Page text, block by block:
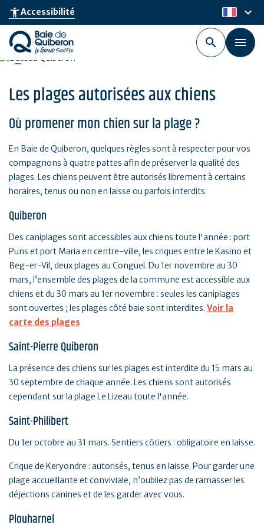
Aller
au
contenu
principal
accessibility_newAccessibilité fr
keyboard_arrow_down
Les plages autorisées aux chiens
Où promener mon chien sur la plage ?
En Baie de Quiberon, quelques règles sont à respecter pour vos
compagnons à quatre pattes afin de préserver la qualité des
plages. Les chiens peuvent être autorisés librement à certains
horaires, tenus ou non en laisse ou parfois interdits.
Quiberon
Des caniplages sont accessibles aux chiens toute l'année : port
Puns et port Maria en centre-ville, les criques entre le Kasino et
Beg-er-Vil, deux plages au Conguel. Du 1er novembre au 30
mars, l’ensemble des plages de la commune est accessible aux
chiens et du 30 mars au 1er novembre : seules les caniplages
sont ouvertes ; les plages côté baie sont interdites. Voir la
carte des plages
Saint-Pierre Quiberon
La présence des chiens sur les plages est interdite du 15 mars au
30 septembre de chaque année. Les chiens sont autorisés
cependant sur la plage Le Lizeau toute l'année.
Saint-Philibert
Du 1er octobre au 31 mars. Sentiers côtiers : obligatoire en laisse.
Crique de Keryondre : autorisés, tenus en laisse. Pour garder une
plage accueillante et conviviale, n’oubliez pas de ramasser les
déjections canines et de les garder avec vous.
Plouharnel